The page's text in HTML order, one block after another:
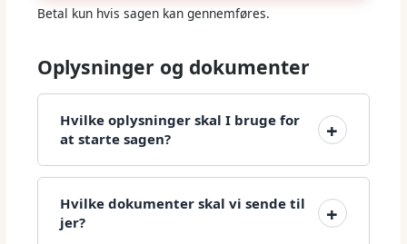
Betal kun hvis sagen kan gennemføres.
Oplysninger og dokumenter
Hvilke oplysninger skal I bruge for
at starte sagen?
Hvilke dokumenter skal vi sende til
jer?